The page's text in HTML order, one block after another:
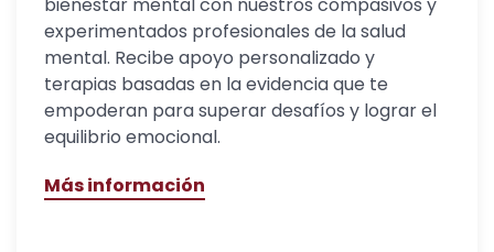
bienestar mental con nuestros compasivos y
experimentados profesionales de la salud
mental. Recibe apoyo personalizado y
terapias basadas en la evidencia que te
empoderan para superar desafíos y lograr el
equilibrio emocional.
Más información